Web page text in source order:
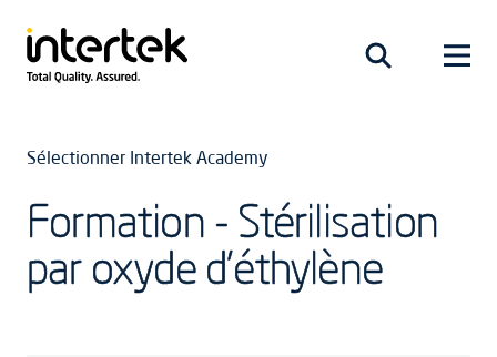
Sélectionner Intertek Academy
Formation - Stérilisation
par oxyde d’éthylène